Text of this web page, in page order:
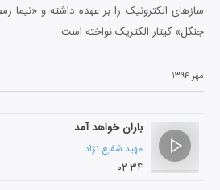
سازهای الکترونیک را بر عهده داشته و «نیما
جنگل» گیتار الکتریک نواخته است.
مهر ۱۳۹۴
باران خواهد آمد
مهبد شفیع نژاد
۰۲:۳۴